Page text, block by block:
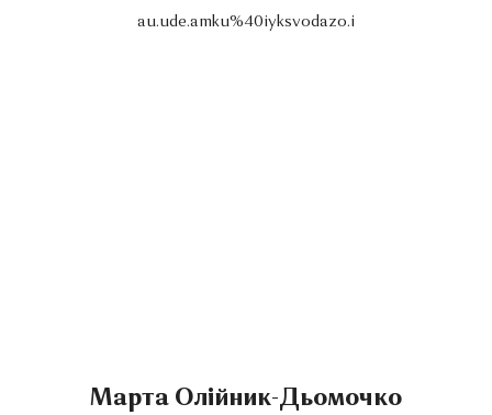
au.ude.amku%40iyksvodazo.i
Марта Олійник-Дьомочко